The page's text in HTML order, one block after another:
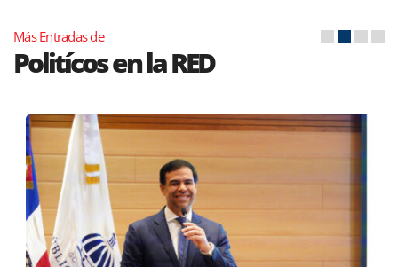
Más Entradas de
Politícos en la RED